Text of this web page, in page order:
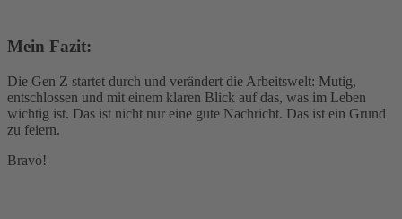
Mein Fazit:
Die Gen Z startet durch und verändert die Arbeitswelt: Mutig,
entschlossen und mit einem klaren Blick auf das, was im Leben
wichtig ist. Das ist nicht nur eine gute Nachricht. Das ist ein Grund
zu feiern.
Bravo!